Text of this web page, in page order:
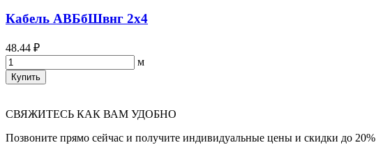
Кабель АВБбШвнг 2х4
48.44 ₽
м
Купить
СВЯЖИТЕСЬ КАК ВАМ УДОБНО
Позвоните прямо сейчас и получите индивидуальные цены и скидки до 20%